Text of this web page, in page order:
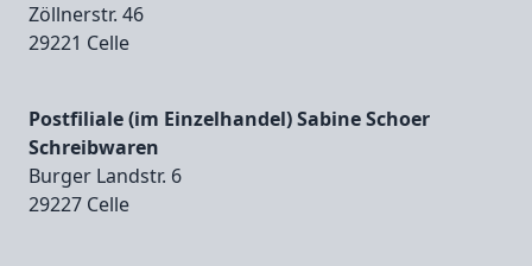
Zöllnerstr. 46
29221 Celle
Postfiliale (im Einzelhandel) Sabine Schoer
Schreibwaren
Burger Landstr. 6
29227 Celle